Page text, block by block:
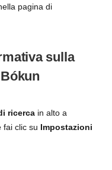
pagina di
sulla
ricerca in alto a
fai clic su Impostazioni